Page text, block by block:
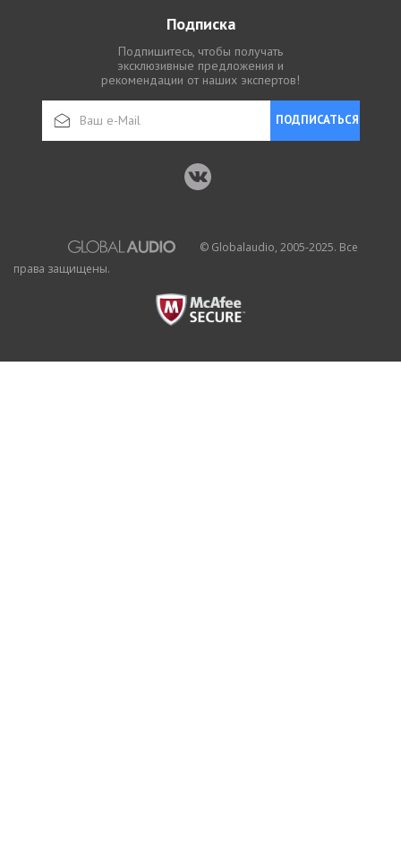
Подписка
Подпишитесь, чтобы получать
эксклюзивные предложения и
рекомендации от наших экспертов!
ПОДПИСАТЬСЯ
© Globalaudio, 2005-2025. Все
права защищены.